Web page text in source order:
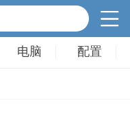
电脑 配置